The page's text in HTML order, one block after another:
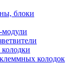
блоки
колодок